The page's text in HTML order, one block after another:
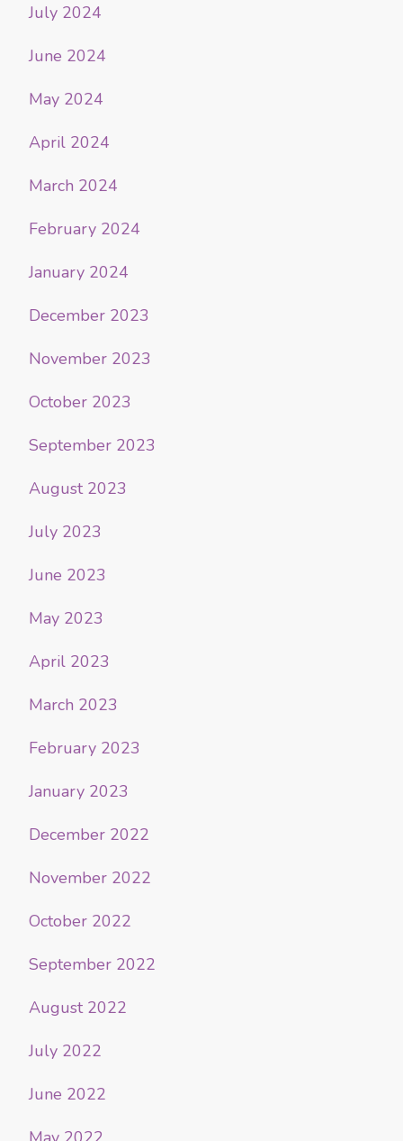
July 2024
June 2024
May 2024
April 2024
March 2024
February 2024
January 2024
December 2023
November 2023
October 2023
September 2023
August 2023
July 2023
June 2023
May 2023
April 2023
March 2023
February 2023
January 2023
December 2022
November 2022
October 2022
September 2022
August 2022
July 2022
June 2022